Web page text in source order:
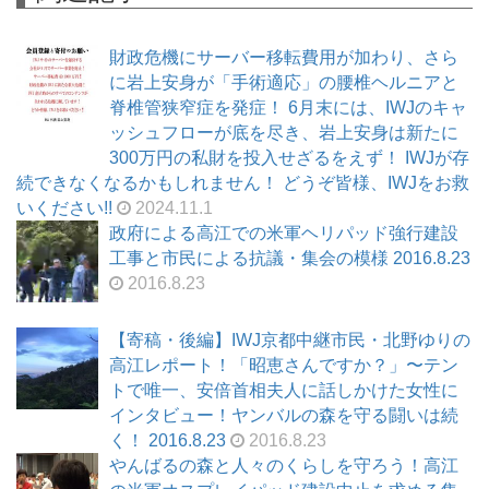
財政危機にサーバー移転費用が加わり、さら
に岩上安身が「手術適応」の腰椎ヘルニアと
脊椎管狭窄症を発症！ 6月末には、IWJのキャ
ッシュフローが底を尽き、岩上安身は新たに
300万円の私財を投入せざるをえず！ IWJが存
続できなくなるかもしれません！ どうぞ皆様、IWJをお救
いください!!
2024.11.1
政府による高江での米軍ヘリパッド強行建設
工事と市民による抗議・集会の模様 2016.8.23
2016.8.23
【寄稿・後編】IWJ京都中継市民・北野ゆりの
高江レポート！「昭恵さんですか？」〜テン
トで唯一、安倍首相夫人に話しかけた女性に
インタビュー！ヤンバルの森を守る闘いは続
く！ 2016.8.23
2016.8.23
やんばるの森と人々のくらしを守ろう！高江